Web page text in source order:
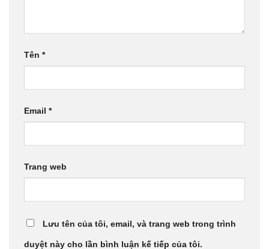
Tên *
Email *
Trang web
Lưu tên của tôi, email, và trang web trong trình
duyệt này cho lần bình luận kế tiếp của tôi.